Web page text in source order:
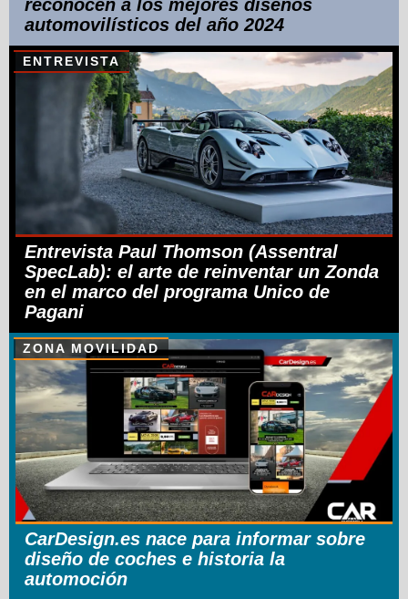
reconocen a los mejores diseños
automovilísticos del año 2024
ENTREVISTA
Entrevista Paul Thomson (Assentral
SpecLab): el arte de reinventar un Zonda
en el marco del programa Unico de
Pagani
ZONA MOVILIDAD
CarDesign.es nace para informar sobre
diseño de coches e historia la
automoción